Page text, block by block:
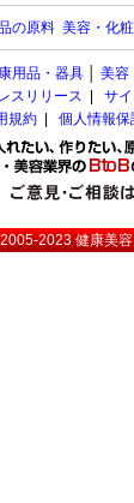
の原料 美容・化
用品・器具 美容
スリリース
サ
規約 個人情報
2023健康美